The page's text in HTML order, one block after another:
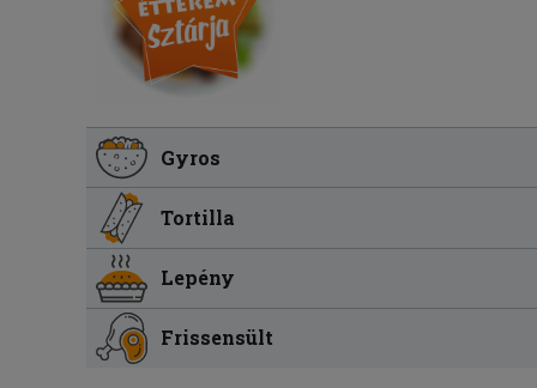
Gyros
Tortilla
Lepény
Frissensült